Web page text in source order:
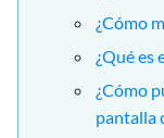
¿Cómo
¿Qué es
¿Cómo
pantalla